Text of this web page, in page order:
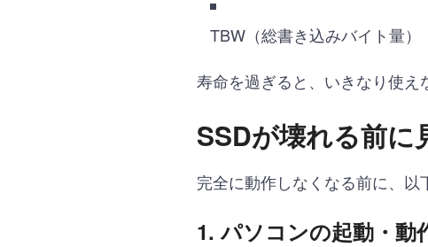
TBW（総書き込みバイト量）
寿命を過ぎると、いきなり使え
SSDが壊れる前に
完全に動作しなくなる前に、以
1.パソコンの起動・動